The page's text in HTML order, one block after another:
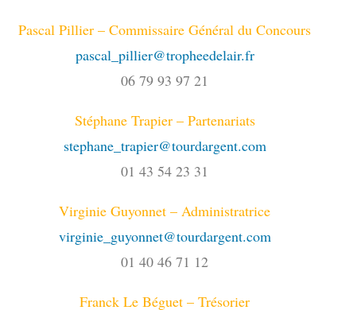
Pascal Pillier – Commissaire Général du Concours
pascal_pillier@tropheedelair.fr
06 79 93 97 21
Stéphane Trapier – Partenariats
stephane_trapier@tourdargent.com
01 43 54 23 31
Virginie Guyonnet – Administratrice
virginie_guyonnet@tourdargent.com
01 40 46 71 12
Franck Le Béguet – Trésorier